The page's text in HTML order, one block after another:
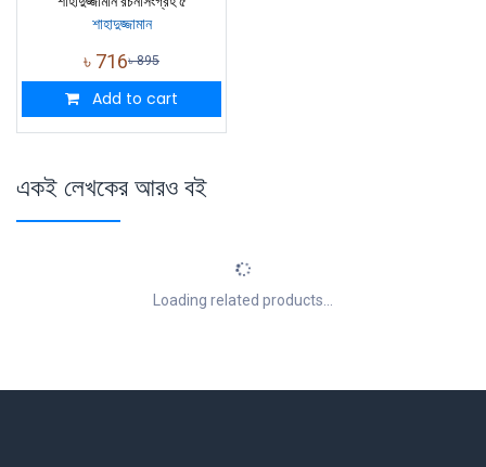
শাহাদুজ্জামান
৳ 716৳895
Add to cart
একই লেখকের আরও বই
Loading related products...